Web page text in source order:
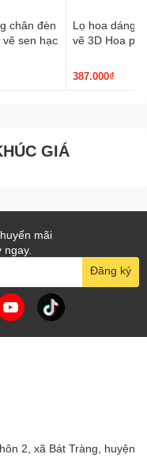
chân đèn
sen hạc
Lọ hoa dáng
vẽ 3D Hoa
387.000₫
GIÁ
mãi
Đăng ký
2, xã Bát Tràng, huyện